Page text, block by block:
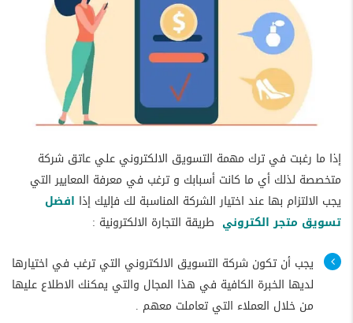
إذا ما رغبت في ترك مهمة التسويق الالكتروني علي عاتق شركة
متخصصة لذلك أي ما كانت أسبابك و ترغب في معرفة المعايير التي
يجب الالتزام بها عند اختيار الشركة المناسبة لك فإليك إذا افضل
تسويق متجر الكتروني طريقة التجارة الالكترونية :
يجب أن تكون شركة التسويق الالكتروني التي ترغب في اختيارها
لديها الخبرة الكافية في هذا المجال والتي يمكنك الاطلاع عليها
من خلال العملاء التي تعاملت معهم .